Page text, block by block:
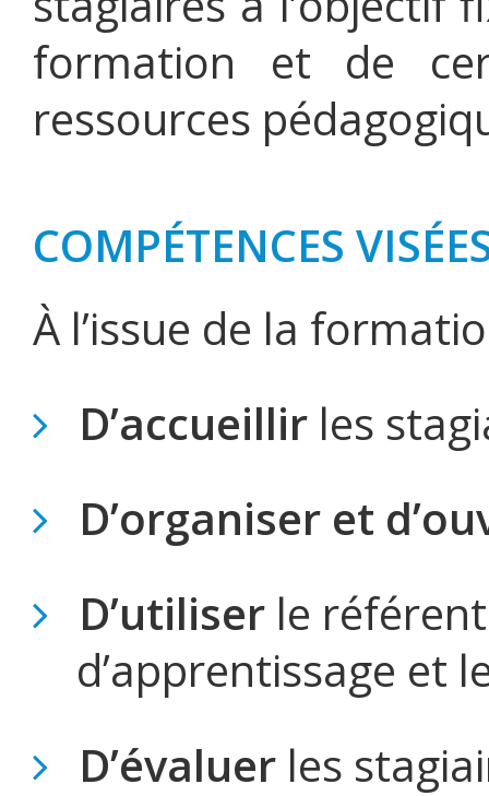
formation et de
ressources
COMPÉTENCES
À l’issue de la
D’accueillir les
D’organiser et
D’utiliser le
d’apprentissage et
D’évaluer les